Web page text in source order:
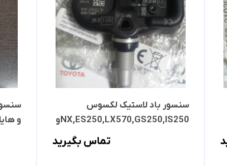
سنسور باد لاستیک لکسوس
NX,ES250,LX570,GS250,IS250و
تماس بگیرید
و
و